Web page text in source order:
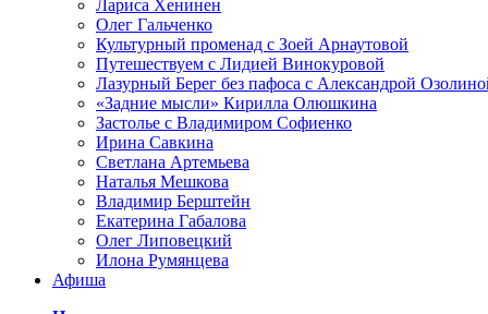
Лариса Хенинен
Олег Гальченко
Культурный променад с Зоей Арнаутовой
Путешествуем с Лидией Винокуровой
Лазурный Берег без пафоса с Александрой
«Задние мысли» Кирилла Олюшкина
Застолье с Владимиром Софиенко
Ирина Савкина
Светлана Артемьева
Наталья Мешкова
Владимир Берштейн
Екатерина Габалова
Олег Липовецкий
Илона Румянцева
Афиша